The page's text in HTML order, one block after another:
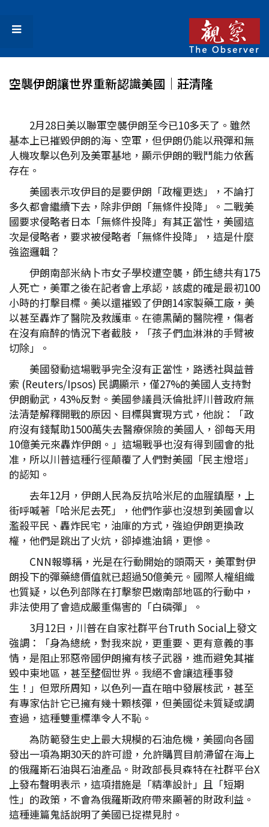
空襲伊朗讓世界重新認識美國│莊清隆
2月28日美以聯軍空襲伊朗至今已10多天了。雖然
基本上已摧毀伊朗的海、空軍，但伊朗仍能以飛彈和無
人機攻擊以色列及美軍基地，顯示伊朗的戰鬥能力依舊
存在。
美國表示攻伊目的是要伊朗「政權更迭」，不論打
多久都會繼續下去，除非伊朗「無條件投降」。二戰美
國要求侵略者日本「無條件投降」有其正當性，美國這
次是侵略者，要求被侵略者「無條件投降」，這是什麼
強盜邏輯？
伊朗南部米納卜市女子學校遭空襲，師生總共有175
人死亡，美軍之後在記者會上承認，該處的確是最初100
小時的打擊目標。美以還摧毀了伊朗14家製藥工廠，美
以甚至轟炸了醫院及救護車。在德黑蘭的醫院裡，傷者
在沒有麻醉的情況下者截肢，「孩子們血淋淋的手臂被
切除」。
美國發動這場戰爭完全沒有正當性，路透社與益普
索 (Reuters/Ipsos) 民調顯示，僅27%的美國人支持對
伊朗動武，43%反對。美國參議員沃倫批評川普政府無
法清楚解釋開戰的原因、目標與實現方式，他說：「政
府沒有錢幫助1500萬失去醫療保險的美國人，卻每天用
10億美元來轟炸伊朗。」這場戰爭也沒有得到國會的批
准，所以川普這種行徑顛覆了人們對美國「民主燈塔」
的認知。
去年12月，伊朗人民為反抗哈米尼的血腥鎮壓，上
街呼喊著「哈米尼去死」，他們作夢也沒想到美國會以
濫殺平民、轟炸民宅，油庫的方式，強迫伊朗更換政
權，他們是跳出了火炕，卻掉進油鍋，更慘。
CNN報導稱，光是在行動開始的頭兩天，美軍對伊
朗投下的彈藥總價值就已超過50億美元。國際人權組織
也質疑，以色列部隊在打擊黎巴嫩南部地區的行動中，
非法使用了會造成嚴重傷害的「白磷彈」。
3月12日，川普在自家社群平台Truth Social上發文
強調：「身為總統，對我來說，更重要、更有意義的事
情，是阻止邪惡帝國伊朗擁有核子武器，進而避免其摧
毀中東地區，甚至整個世界。我絕不會讓這種事發
生！」但眾所周知，以色列一直在暗中發展核武，甚至
有專家估計它已擁有幾十顆核彈，但美國從未質疑或調
查過，這種雙重標準令人不恥。
為防範發生史上最大規模的石油危機，美國向各國
發出一項為期30天的許可證，允許購買目前滯留在海上
的俄羅斯石油與石油產品。財政部長貝森特在社群平台X
上發布聲明表示，這項措施是「精準設計」且「短期
性」的政策，不會為俄羅斯政府帶來顯著的財政利益。
這種連篇鬼話說明了美國已捉襟見肘。